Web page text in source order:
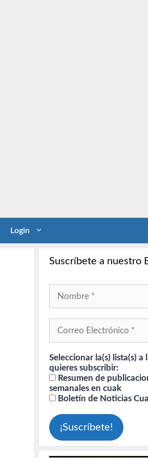
Login
Suscríbete a nuestro
Seleccionar la(s) lista(s) a
quieres subscribir:
Resumen de
semanales en cuak
Boletín de Noticias